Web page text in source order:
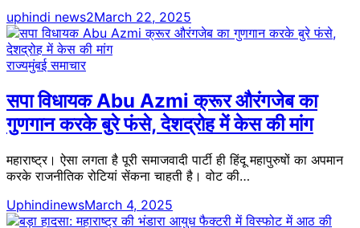
uphindi news2March 22, 2025
राज्यमुंबई समाचार
सपा विधायक Abu Azmi क्रूर औरंगजेब का
गुणगान करके बुरे फंसे, देशद्रोह में केस की मांग
महाराष्ट्र। ऐसा लगता है पूरी समाजवादी पार्टी ही हिंदू महापुरुषों का अपमान
करके राजनीतिक रोटियां सेंकना चाहती है। वोट की…
UphindinewsMarch 4, 2025